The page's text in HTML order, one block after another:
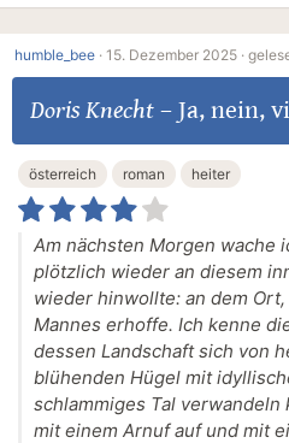
humble_bee · 15. Dezember 2025 ·
Doris Knecht– Ja, nein,
österreich roman heiter
Am nächsten Morgen wache
plötzlich wieder an diesem
wieder hinwollte: an dem
Mannes erhoffe. Ich kenne
dessen Landschaft sich von
blühenden Hügel mit
schlammiges Tal
mit einem Arnuf auf und mit